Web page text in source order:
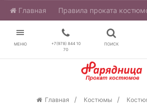
Главная ​Правила проката
МЕНЮ
+7(978) 844 10
70
ПОИСК
Главная Костюмы